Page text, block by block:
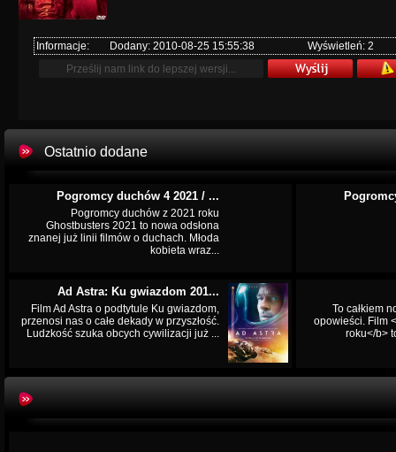
Informacje: Dodany: 2010-08-25 15:55:38 Wyświetleń: 2
Ostatnio dodane
Pogromcy duchów 4 2021 / ...
Pogromcy duchów z 2021 roku
Ghostbusters 2021 to nowa odsłona
znanej już linii filmów o duchach. Młoda
kobieta wraz...
Ad Astra: Ku gwiazdom 201...
Film Ad Astra o podtytule Ku gwiazdom,
przenosi nas o całe dekady w przyszłość.
Ludzkość szuka obcych cywilizacji już ...
To całkiem
opowieści. Film
roku</b>